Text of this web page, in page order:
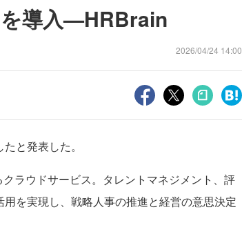
導入—HRBrain
2026/04/24 14:00
と発表した。
ラウドサービス。タレントマネジメント、評
を実現し、戦略人事の推進と経営の意思決定